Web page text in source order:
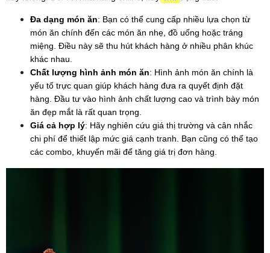
Đa dạng món ăn: Bạn có thể cung cấp nhiều lựa chọn từ
món ăn chính đến các món ăn nhẹ, đồ uống hoặc tráng
miệng. Điều này sẽ thu hút khách hàng ở nhiều phân khúc
khác nhau.
Chất lượng hình ảnh món ăn: Hình ảnh món ăn chính là
yếu tố trực quan giúp khách hàng đưa ra quyết định đặt
hàng. Đầu tư vào hình ảnh chất lượng cao và trình bày món
ăn đẹp mắt là rất quan trọng.
Giá cả hợp lý: Hãy nghiên cứu giá thị trường và cân nhắc
chi phí để thiết lập mức giá cạnh tranh. Bạn cũng có thể tạo
các combo, khuyến mãi để tăng giá trị đơn hàng.